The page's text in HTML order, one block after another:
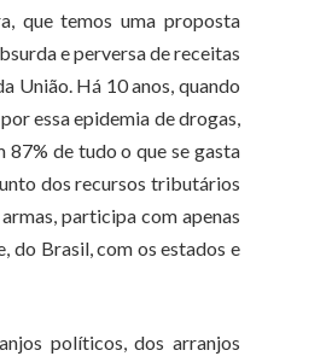
que temos uma proposta
e perversa de receitas
União. Há 10 anos, quando
essa epidemia de drogas,
87% de tudo o que se gasta
dos recursos tributários
participa com apenas
do Brasil, com os estados e
políticos, dos arranjos